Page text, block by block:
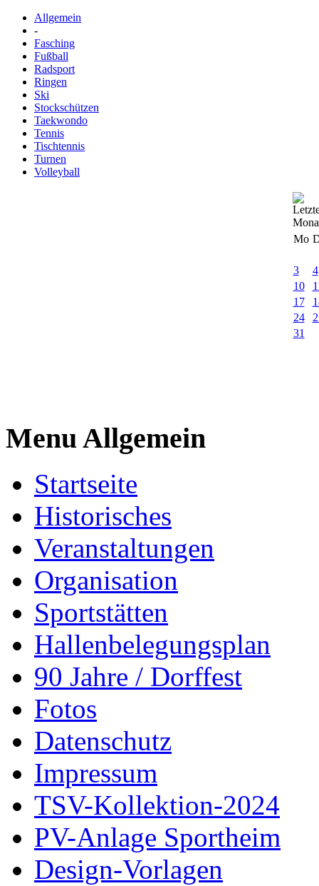
Allgemein
-
Fasching
Fußball
Radsport
Ringen
Ski
Stockschützen
Taekwondo
Tennis
Tischtennis
Turnen
Volleyball
Mo
3
4
10
17
24
31
Menu Allgemein
Startseite
Historisches
Veranstaltungen
Organisation
Sportstätten
Hallenbelegungsplan
90 Jahre / Dorffest
Fotos
Datenschutz
Impressum
TSV-Kollektion-2024
PV-Anlage Sportheim
Design-Vorlagen